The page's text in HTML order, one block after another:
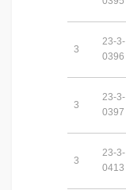
3
23-3-
0396
3
23-3-
0397
3
23-3-
0413